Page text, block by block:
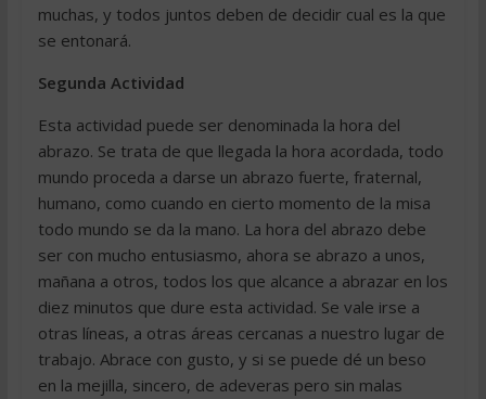
muchas, y todos juntos deben de decidir cual es la que
se entonará.
Segunda Actividad
Esta actividad puede ser denominada la hora del
abrazo. Se trata de que llegada la hora acordada, todo
mundo proceda a darse un abrazo fuerte, fraternal,
humano, como cuando en cierto momento de la misa
todo mundo se da la mano. La hora del abrazo debe
ser con mucho entusiasmo, ahora se abrazo a unos,
mañana a otros, todos los que alcance a abrazar en los
diez minutos que dure esta actividad. Se vale irse a
otras líneas, a otras áreas cercanas a nuestro lugar de
trabajo. Abrace con gusto, y si se puede dé un beso
en la mejilla, sincero, de adeveras pero sin malas